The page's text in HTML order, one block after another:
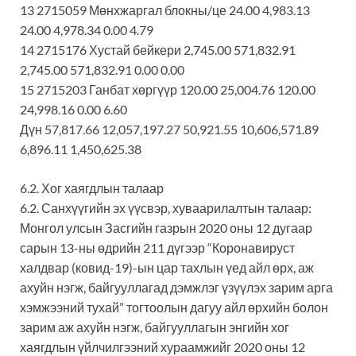
13 2715059 Мөнхжаргал блокны/це 24.00 4,983.13
24.00 4,978.34 0.00 4.79
14 2715176 Хустай бейкери 2,745.00 571,832.91
2,745.00 571,832.91 0.00 0.00
15 2715203 Ганбат хөргүүр 120.00 25,004.76 120.00
24,998.16 0.00 6.60
Дүн 57,817.66 12,057,197.27 50,921.55 10,606,571.89
6,896.11 1,450,625.38
6.2. Хог хаягдлын талаар
6.2. Санхүүгийн эх үүсвэр, хуваарилалтын талаар:
Монгол улсын Засгийн газрын 2020 оны 12 дугаар
сарын 13-ны өдрийн 211 дүгээр “Коронавируст
халдвар (ковид-19)-ын цар тахлын үед айл өрх, аж
ахуйн нэгж, байгууллагад дэмжлэг үзүүлэх зарим арга
хэмжээний тухай” тогтоолын дагуу айл өрхийн болон
зарим аж ахуйн нэгж, байгууллагын энгийн хог
хаягдлын үйлчилгээний хураамжийг 2020 оны 12